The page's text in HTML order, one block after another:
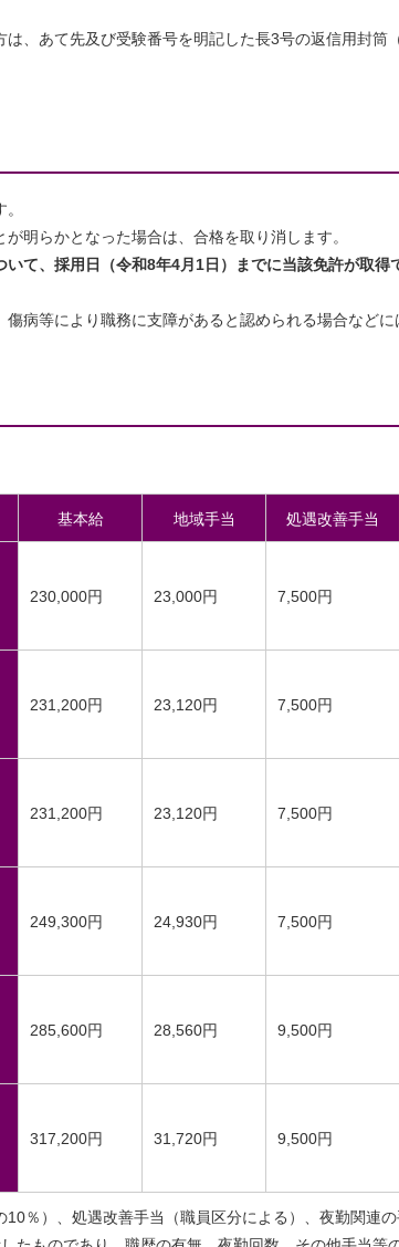
、あて先及び受験番号を明記した長3号の返信用封筒
らかとなった場合は、合格を取り消します。
て、採用日（令和8年4月1日）までに当該免許が取
等により職務に支障があると認められる場合などに
基本給 地域手当 処遇改善手当
230,000円 23,000円 7,500円
231,200円 23,120円 7,500円
231,200円 23,120円 7,500円
249,300円 24,930円 7,500円
285,600円 28,560円 9,500円
317,200円 31,720円 9,500円
％）、処遇改善手当（職員区分による）、夜勤関連